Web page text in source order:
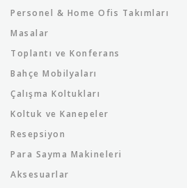
Personel & Home Ofis Takımları
Masalar
Toplantı ve Konferans
Bahçe Mobilyaları
Çalışma Koltukları
Koltuk ve Kanepeler
Resepsiyon
Para Sayma Makineleri
Aksesuarlar